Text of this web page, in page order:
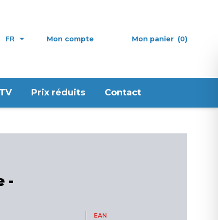
FR Mon compte Mon panier (0)
Prix réduits Contact
-
EAN